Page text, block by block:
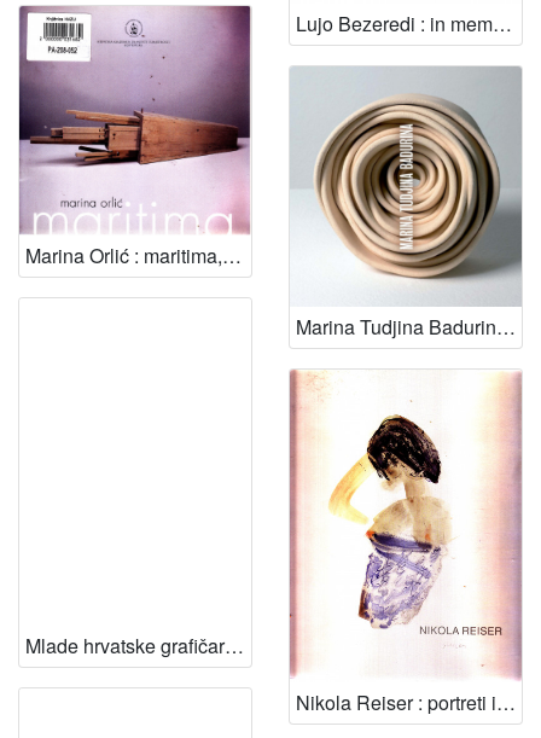
Lujo Bezeredi : in memoriam kiparu i keramičaru 1898-1979. / Marina Baričević
Marina Orlić : maritima, Gliptoteka HAZU, listopad - studeni 2003. ; [autorica teksta Marina Baričević ; urednica Ariana Kralj ; prijevod na engleski Graham McMaster ; fotografije Enzo Morović, Fedor Vučemilović ; glavni urednik Ivan Kožarić]
Marina Tudjina Badurina : [Gliptoteka HAZU, Zagreb, rujan, 2008. ; [glavni i odgovorni urednik Ivan Kožarić ; urednica Ariana Kralj ; predgovor Marina Baričević ; fotografija Damir Fabijanić ; prijevod Graham MacMaster]
Mlade hrvatske grafičarke ; [predgovor Marina Baričević ; urednica Slavica Marković ; odg. urednik Edo Murtić]
Nikola Reiser : portreti i aktovi : uz 90. obljetnicu života i 70. obljetnicu djelovanja : Kabinet grafike HAZU, ožujak, travanj 2008. / (odgovorni urednik Igor Fisković ; urednica kataloga, koncepcija izložbe, izbor radova Slavica Marković ; predgovor Marina Baričević ; kataloška obrada, popis izložbi, životopis Uršula Bešlić ; fotografije Goran Vranić]